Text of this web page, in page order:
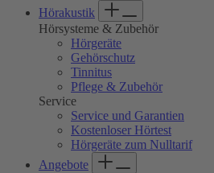
Hörakustik
Hörsysteme & Zubehör
Hörgeräte
Gehörschutz
Tinnitus
Pflege & Zubehör
Service
Service und Garantien
Kostenloser Hörtest
Hörgeräte zum Nulltarif
Angebote